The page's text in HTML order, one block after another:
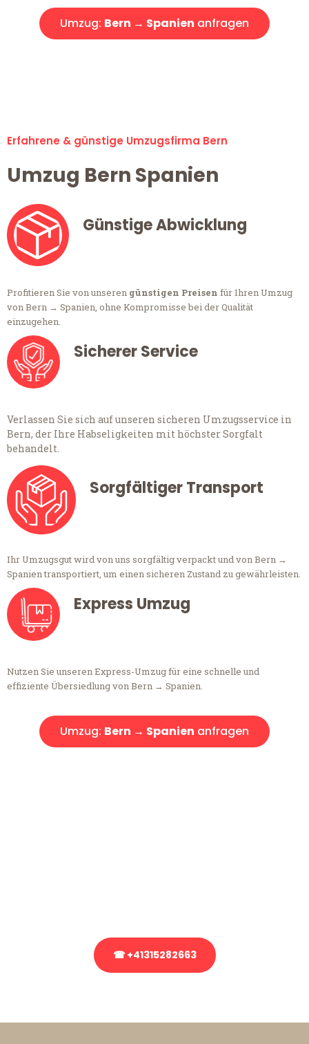
Umzug: Bern → Spanien anfragen
Erfahrene & günstige Umzugsfirma Bern
Umzug Bern Spanien
Günstige Abwicklung
Profitieren Sie von unseren günstigen Preisen für Ihren Umzug
von Bern → Spanien, ohne Kompromisse bei der Qualität
einzugehen.
Sicherer Service
Verlassen Sie sich auf unseren sicheren Umzugsservice in
Bern, der Ihre Habseligkeiten mit höchster Sorgfalt
behandelt.
Sorgfältiger Transport
Ihr Umzugsgut wird von uns sorgfältig verpackt und von Bern →
Spanien transportiert, um einen sicheren Zustand zu gewährleisten.
Express Umzug
Nutzen Sie unseren Express-Umzug für eine schnelle und
effiziente Übersiedlung von Bern → Spanien.
Umzug: Bern → Spanien anfragen
☎ +41315282663